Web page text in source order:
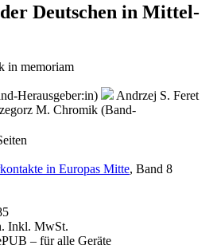
Deutschen in Mittel-
in memoriam
Herausgeber:in)
Andrzej S. Feret
M. Chromik (Band-
in Europas Mitte, Band 8
Inkl. MwSt.
– für alle Geräte